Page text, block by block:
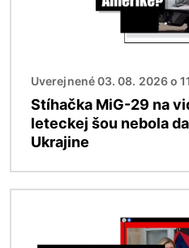
Uverejnené 03. 08. 2026 o
Stíhačka MiG-29 na
leteckej šou nebola
Ukrajine